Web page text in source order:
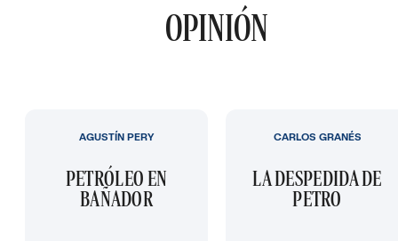
OPINIÓN
PETRÓLEO EN
BAÑADOR
AGUSTÍN PERY
LA DESPEDIDA DE
PETRO
CARLOS GRANÉS